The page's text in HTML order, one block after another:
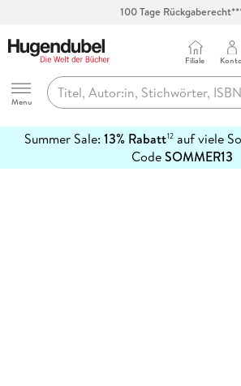
100 Tage
Hugendubel
Menu
Filiale Konto
Summer Sale: 13% Rabatt12auf viele
CodeSOMMER13
erfahren